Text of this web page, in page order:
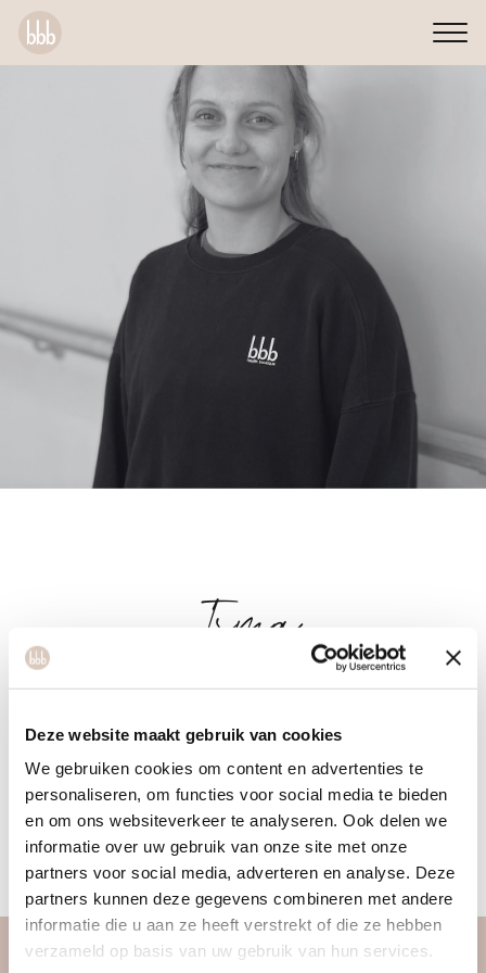
Deze website maakt gebruik van cookies
We gebruiken cookies om content en advertenties te
personaliseren, om functies voor social media te bieden
en om ons websiteverkeer te analyseren. Ook delen we
informatie over uw gebruik van onze site met onze
partners voor social media, adverteren en analyse. Deze
partners kunnen deze gegevens combineren met andere
informatie die u aan ze heeft verstrekt of die ze hebben
verzameld op basis van uw gebruik van hun services.
Irma
Education here in Tilburg. The human body in motion is my
greatest fascination, especially when it comes to injury
prevention, strength training, and of course, dance. Here at
the BBB, I hope to share my knowledge and love for sports
with you, so that we can reach our goals together!